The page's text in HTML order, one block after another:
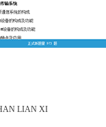
LIAN XI